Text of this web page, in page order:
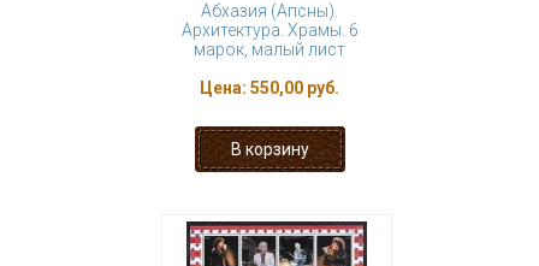
Абхазия (Апсны).
Архитектура. Храмы. 6
марок, малый лист
Цена: 550,00 руб.